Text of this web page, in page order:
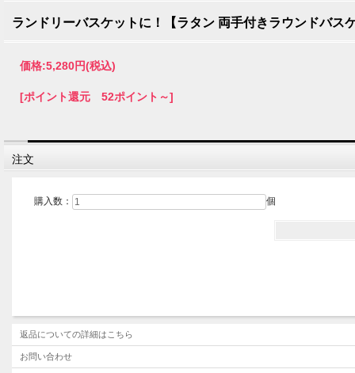
ランドリーバスケットに！【ラタン 両手付きラウンドバス
価格:5,280円(税込)
[ポイント還元 52ポイント～]
注文
購入数： 個
返品についての詳細はこちら
お問い合わせ